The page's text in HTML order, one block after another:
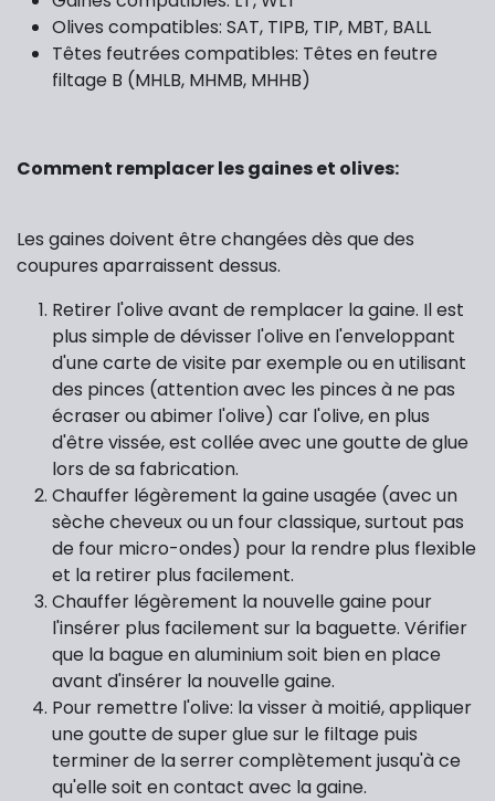
Olives compatibles: SAT, TIPB, TIP, MBT, BALL
Têtes feutrées compatibles: Têtes en feutre
filtage B (MHLB, MHMB, MHHB)
Comment remplacer les gaines et olives:
Les gaines doivent être changées dès que des
coupures aparraissent dessus.
Retirer l'olive avant de remplacer la gaine. Il est
plus simple de dévisser l'olive en l'enveloppant
d'une carte de visite par exemple ou en utilisant
des pinces (attention avec les pinces à ne pas
écraser ou abimer l'olive) car l'olive, en plus
d'être vissée, est collée avec une goutte de glue
lors de sa fabrication.
Chauffer légèrement la gaine usagée (avec un
sèche cheveux ou un four classique, surtout pas
de four micro-ondes) pour la rendre plus flexible
et la retirer plus facilement.
Chauffer légèrement la nouvelle gaine pour
l'insérer plus facilement sur la baguette. Vérifier
que la bague en aluminium soit bien en place
avant d'insérer la nouvelle gaine.
Pour remettre l'olive: la visser à moitié, appliquer
une goutte de super glue sur le filtage puis
terminer de la serrer complètement jusqu'à ce
qu'elle soit en contact avec la gaine.